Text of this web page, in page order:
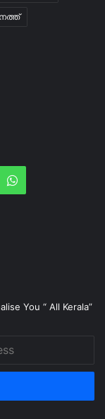
WhatsApp
You “ All Kerala”